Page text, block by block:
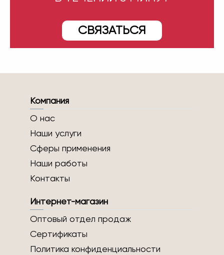
СВЯЗАТЬСЯ
Компания
О нас
Наши услуги
Сферы применения
Наши работы
Контакты
Интернет-магазин
Оптовый отдел продаж
Сертификаты
Политика конфиденциальности